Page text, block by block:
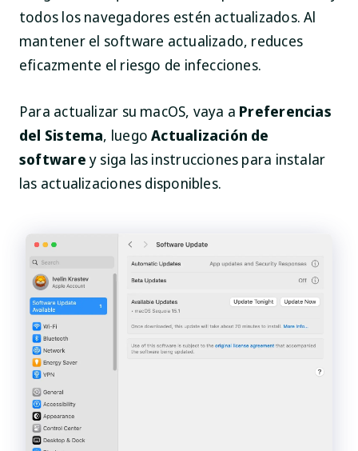
todos los navegadores estén actualizados. Al
mantener el software actualizado, reduces
eficazmente el riesgo de infecciones.
Para actualizar su macOS, vaya a Preferencias
del Sistema, luegoActualización de
software y siga las instrucciones para instalar
las actualizaciones disponibles.